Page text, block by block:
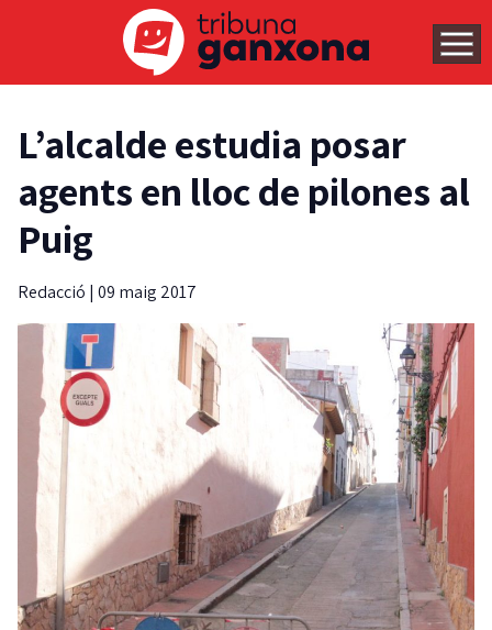
L’alcalde estudia posar
agents en lloc de pilones al
Puig
Redacció | 09 maig 2017